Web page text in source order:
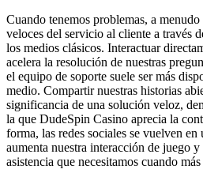
Cuando tenemos problemas, a menudo
veloces del servicio al cliente a través
los medios clásicos. Interactuar
acelera la resolución de nuestras
el equipo de soporte suele ser más
medio. Compartir nuestras historias
significancia de una solución veloz,
la que DudeSpin Casino aprecia la
forma, las redes sociales se vuelven
aumenta nuestra interacción de juego
asistencia que necesitamos cuando